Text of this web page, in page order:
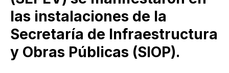
las instalaciones de la
Secretaría de Infraestructura
y Obras Públicas (SIOP).